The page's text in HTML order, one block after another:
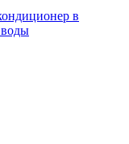
в
воды